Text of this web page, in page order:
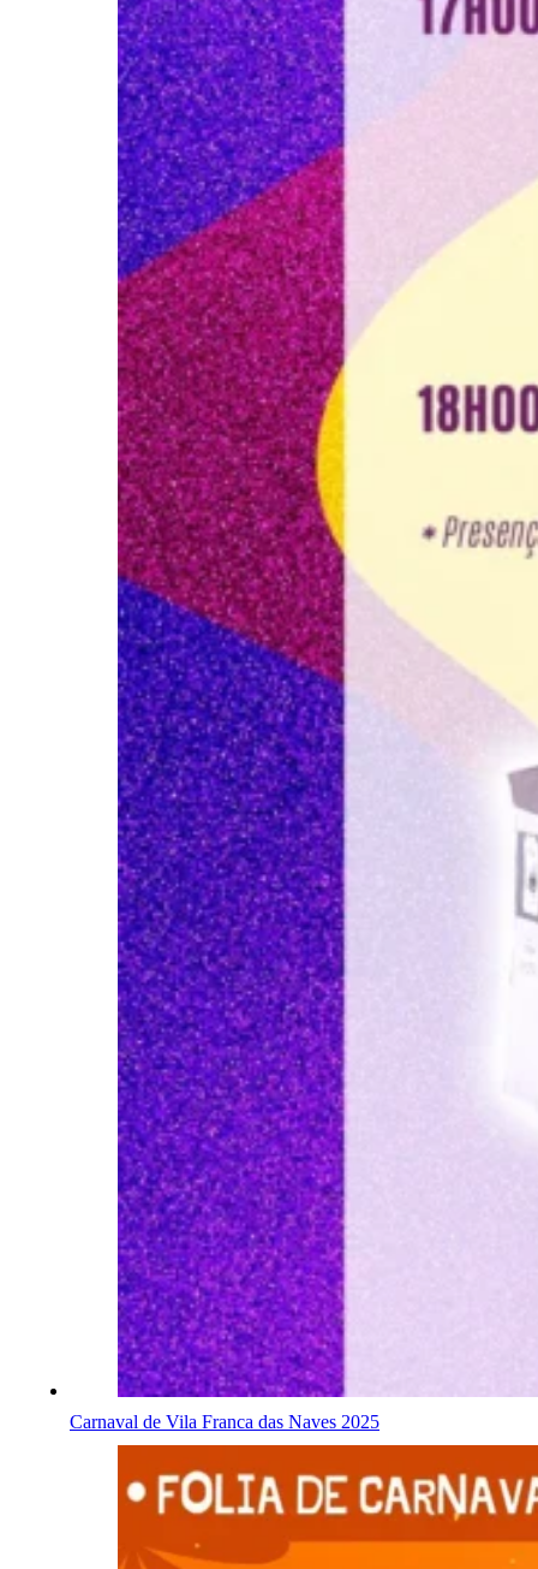
Carnaval de Vila Franca das Naves 2025